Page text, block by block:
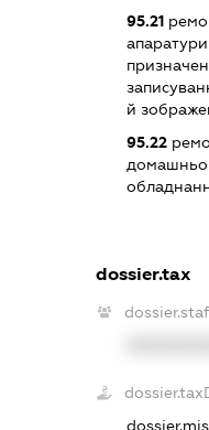
95.21
й
95.22
dossier.tax